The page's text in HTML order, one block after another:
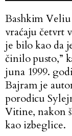
Bashkim Veliu
vraćaju četvrt
je bilo kao da
činilo pusto,”
juna 1999.
Bajram je
porodicu
Vitine, nakon
kao izbeglice.